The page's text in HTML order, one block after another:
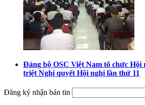
Đảng bộ OSC Việt Nam tổ chức Hội
triệt Nghị quyết Hội nghị lần thứ 11
Đăng ký nhận bản tin